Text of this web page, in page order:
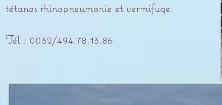
tétanos rhinopneumonie et vermifuge.
Tél : 0032/494.78.13.86